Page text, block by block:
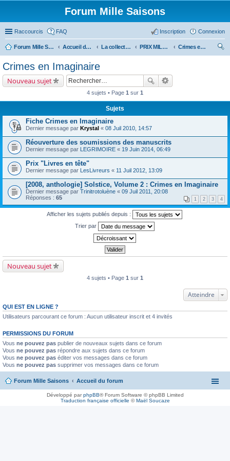
Forum Mille Saisons
Raccourcis FAQ Connexion
Inscription
Forum Mille Saisons Accueil du forum La collection Mille Saisons PRIX MILLE SAISONS (et anthologies Solstice)
Crimes en Imaginaire
Crimes en Imaginaire
Nouveau sujet
4 sujets • Page 1 sur 1
Sujets
Fiche Crimes en Imaginaire
Dernier message par Krystal « 08 Juil 2010, 14:57
Réouverture des soumissions des manuscrits
Dernier message par LEGRIMOIRE « 19 Juin 2014, 06:49
Prix "Livres en tête"
Dernier message par LesLivreurs « 11 Juil 2012, 13:09
[2008, anthologie] Solstice, Volume 2 : Crimes en Imaginaire
Dernier message par Trinitrotoluène « 09 Juil 2011, 20:08
Réponses : 65 1 2 3 4
Afficher les sujets publiés depuis :
Trier par
Nouveau sujet
4 sujets • Page 1 sur 1
Atteindre
QUI EST EN LIGNE ?
Utilisateurs parcourant ce forum : Aucun utilisateur inscrit et 4 invités
PERMISSIONS DU FORUM
Vous ne pouvez pas publier de nouveaux sujets dans ce forum
Vous ne pouvez pas répondre aux sujets dans ce forum
Vous ne pouvez pas éditer vos messages dans ce forum
Vous ne pouvez pas supprimer vos messages dans ce forum
Forum Mille Saisons Accueil du forum
Développé parphpBB® Forum Software © phpBB Limited
Traduction française officielle ©Maël Soucaze